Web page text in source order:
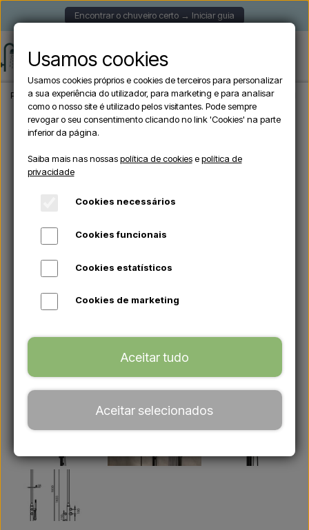
Encontrar o chuveiro certo → Iniciar guia
Página inicial Chuveiros de jardim Chuveiros exteriores de parede
Usamos cookies
Usamos cookies próprios e cookies de terceiros para personalizar
a sua experiência do utilizador, para marketing e para analisar
como o nosso site é utilizado pelos visitantes. Pode sempre
revogar o seu consentimento clicando no link 'Cookies' na parte
inferior da página.
Saiba mais nas nossaspolítica de cookiesepolítica de
privacidade
Cookies necessários
Cookies funcionais
Cookies estatísticos
Cookies de marketing
Aceitar tudo
Aceitar selecionados